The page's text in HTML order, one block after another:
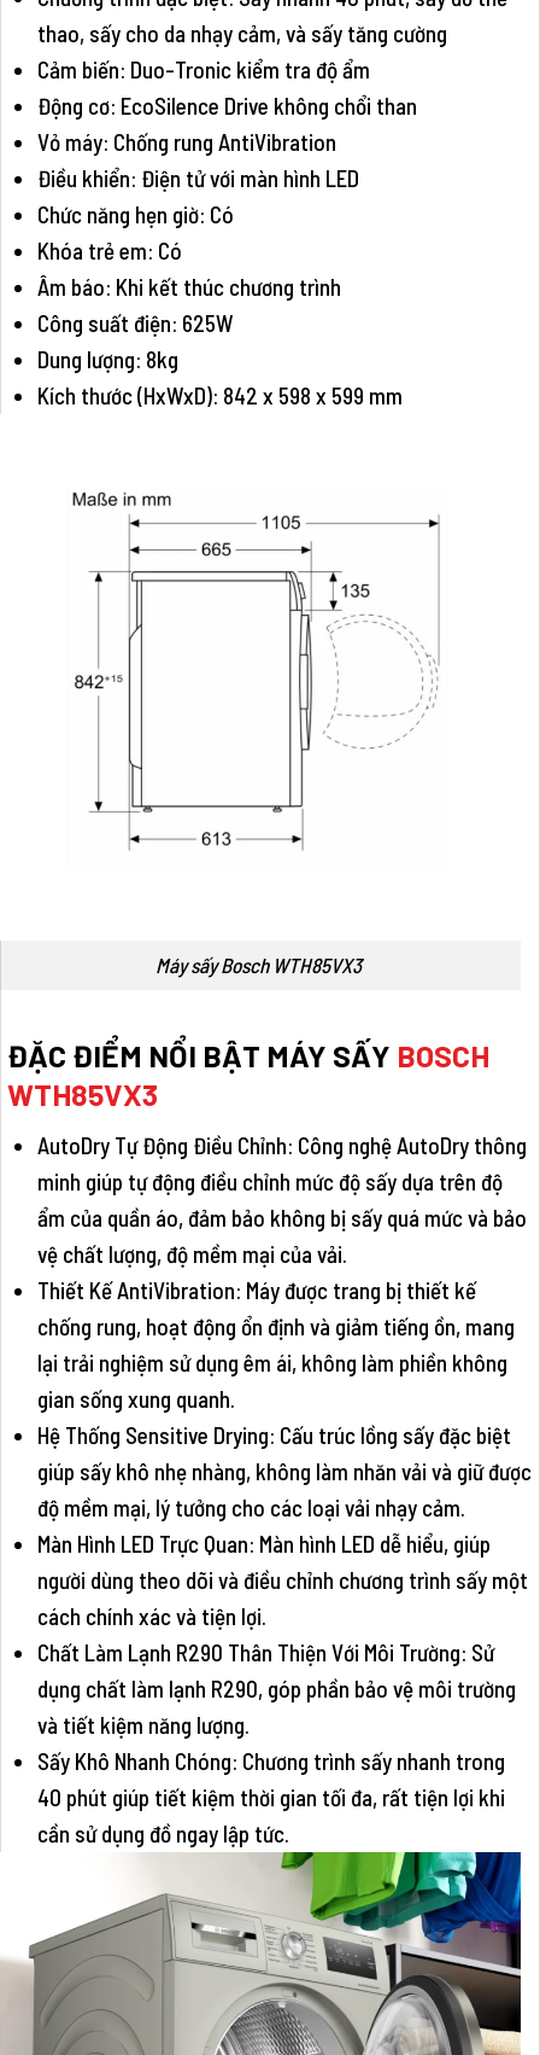
thao, sấy cho da nhạy cảm, và sấy tăng cường
Cảm biến: Duo-Tronic kiểm tra độ ẩm
Động cơ: EcoSilence Drive không chổi than
Vỏ máy: Chống rung AntiVibration
Điều khiển: Điện tử với màn hình LED
Chức năng hẹn giờ: Có
Khóa trẻ em: Có
Âm báo: Khi kết thúc chương trình
Công suất điện: 625W
Dung lượng: 8kg
Kích thước (HxWxD): 842 x 598 x 599 mm
Máy sấy Bosch WTH85VX3
ĐẶC ĐIỂM NỔI BẬT MÁY SẤY BOSCH
WTH85VX3
AutoDry Tự Động Điều Chỉnh: Công nghệ AutoDry thông
minh giúp tự động điều chỉnh mức độ sấy dựa trên độ
ẩm của quần áo, đảm bảo không bị sấy quá mức và bảo
vệ chất lượng, độ mềm mại của vải.
Thiết Kế AntiVibration: Máy được trang bị thiết kế
chống rung, hoạt động ổn định và giảm tiếng ồn, mang
lại trải nghiệm sử dụng êm ái, không làm phiền không
gian sống xung quanh.
Hệ Thống Sensitive Drying: Cấu trúc lồng sấy đặc biệt
giúp sấy khô nhẹ nhàng, không làm nhăn vải và giữ được
độ mềm mại, lý tưởng cho các loại vải nhạy cảm.
Màn Hình LED Trực Quan: Màn hình LED dễ hiểu, giúp
người dùng theo dõi và điều chỉnh chương trình sấy một
cách chính xác và tiện lợi.
Chất Làm Lạnh R290 Thân Thiện Với Môi Trường: Sử
dụng chất làm lạnh R290, góp phần bảo vệ môi trường
và tiết kiệm năng lượng.
Sấy Khô Nhanh Chóng: Chương trình sấy nhanh trong
40 phút giúp tiết kiệm thời gian tối đa, rất tiện lợi khi
cần sử dụng đồ ngay lập tức.